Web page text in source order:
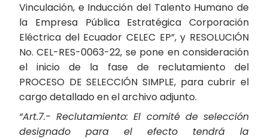
Vinculación, e Inducción del Talento Humano de
la Empresa Pública Estratégica Corporación
Eléctrica del Ecuador CELEC EP”, y RESOLUCIÓN
No. CEL-RES-0063-22, se pone en consideración
el inicio de la fase de reclutamiento del
PROCESO DE SELECCIÓN SIMPLE, para cubrir el
cargo detallado en el archivo adjunto.
“Art.7.- Reclutamiento: El comité de selección
designado para el efecto tendrá la